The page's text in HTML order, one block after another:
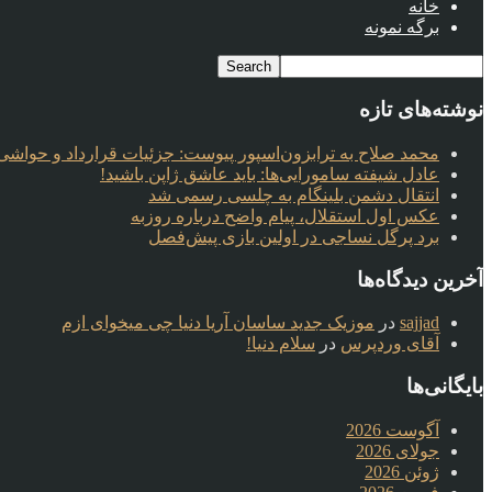
خانه
برگه نمونه
نوشته‌های تازه
محمد صلاح به ترابزون‌اسپور پیوست: جزئیات قرارداد و حواشی
عادل شیفته سامورایی‌ها: باید عاشق ژاپن باشید!
انتقال دشمن بلینگام به چلسی رسمی شد
عکس اول استقلال، پیام واضح درباره روزبه
برد پرگل نساجی در اولین بازی پیش‌فصل
آخرین دیدگاه‌ها
sajjad در موزیک جدید ساسان آریا دنیا چی میخوای ازم
آقای وردپرس در سلام دنیا!
بایگانی‌ها
آگوست 2026
جولای 2026
ژوئن 2026